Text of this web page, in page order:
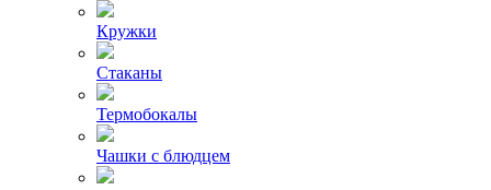
Кружки
Стаканы
Термобокалы
Чашки с блюдцем